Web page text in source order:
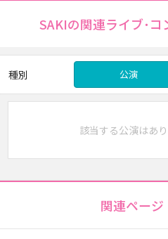
SAKIの関連ライブ･
種別 公演
該当する公演はあ
関連ページ